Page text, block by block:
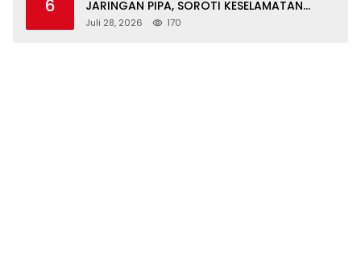
6
JARINGAN PIPA, SOROTI KESELAMATAN
WARGA JIRAK
Juli 28, 2026 170